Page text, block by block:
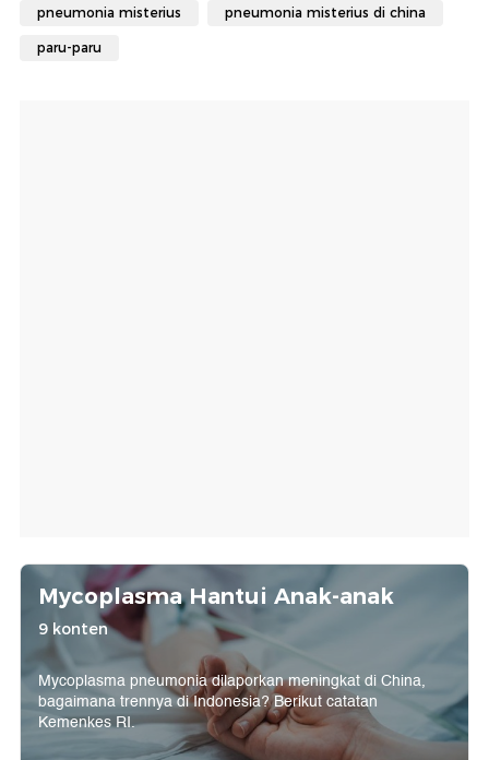
pneumonia misterius pneumonia misterius di china
paru-paru
Mycoplasma Hantui Anak-anak
9 konten
Mycoplasma pneumonia dilaporkan meningkat di China,
bagaimana trennya di Indonesia? Berikut catatan
Kemenkes RI.